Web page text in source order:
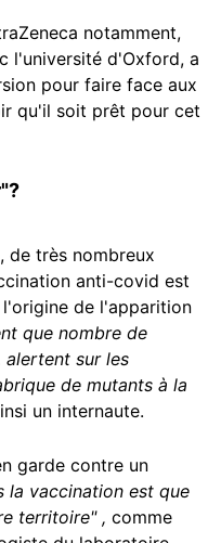
notamment,
l'université d'Oxford, a
pour faire face aux
qu'il soit prêt pour cet
de très nombreux
anti-covid est
de l'apparition
que nombre de
alertent sur les
de mutants à la
un internaute.
garde contre un
la vaccination est que
territoire" , comme